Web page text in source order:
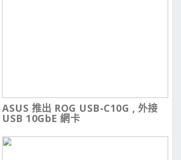
ASUS 推出 ROG USB-C10G , 外接
USB 10GbE 網卡